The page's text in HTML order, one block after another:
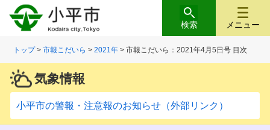
メニュー
検索
トップ>市報こだいら >2021年 > 市報こだいら：2021年4月5日号 目次
気象情報
小平市の警報・注意報のお知らせ（外部リンク）